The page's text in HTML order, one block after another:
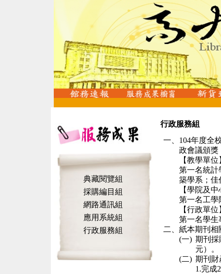
典藏閱覽組
採購編目組
網路通訊組
應用系統組
行政服務組
行政服務組
一、 104年度全
政會議頒獎
【教學單位
第一名統計
築學系；佳
【學院及
第一名工學
【行政單
第一名學生
二、 紙本期刊相
(一) 期刊採
元）。
(二) 期刊財
1.完成